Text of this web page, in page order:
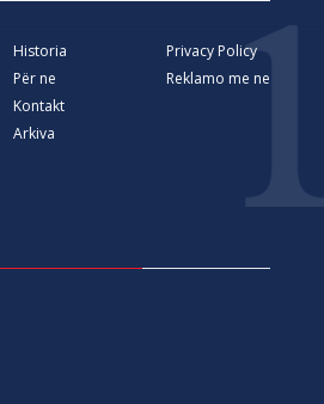
Historia
Për ne
Kontakt
Arkiva
Privacy Policy
Reklamo me ne